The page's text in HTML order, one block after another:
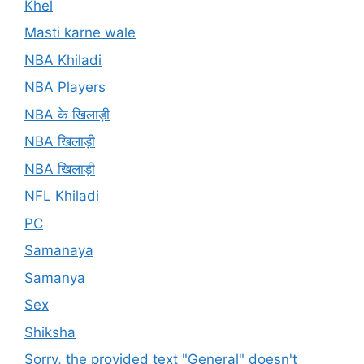
Khel
Masti karne wale
NBA Khiladi
NBA Players
NBA के खिलाड़ी
NBA खिलाड़ी
NBA खिलाड़ी
NFL Khiladi
PC
Samanaya
Samanya
Sex
Shiksha
Sorry, the provided text "General" doesn't